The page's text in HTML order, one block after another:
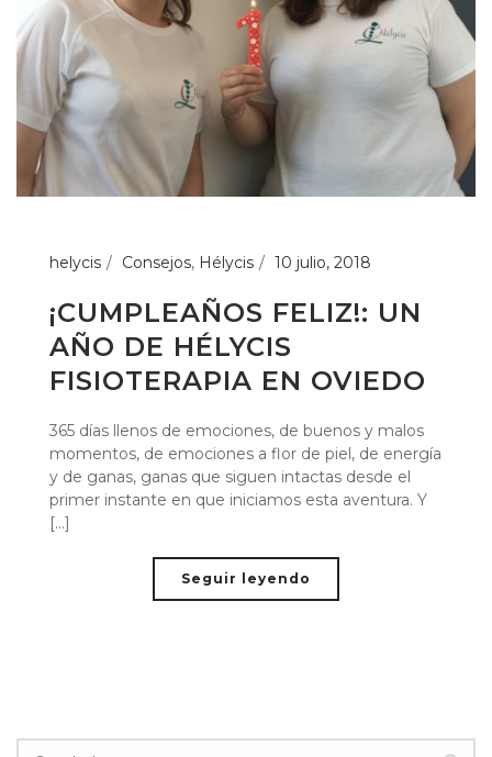
helycis Consejos, Hélycis 10 julio, 2018
¡CUMPLEAÑOS FELIZ!: UN
AÑO DE HÉLYCIS
FISIOTERAPIA EN OVIEDO
365 días llenos de emociones, de buenos y malos
momentos, de emociones a flor de piel, de energía
y de ganas, ganas que siguen intactas desde el
primer instante en que iniciamos esta aventura. Y
[...]
Seguir leyendo